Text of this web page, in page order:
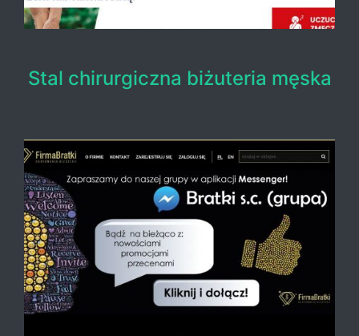
Stal chirurgiczna biżuteria męska